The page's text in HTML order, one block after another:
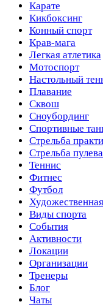
Карате
Кикбоксинг
Конный спорт
Крав-мага
Легкая атлетика
Мотоспорт
Настольный
Плавание
Сквош
Сноубординг
Спортивные
Стрельба
Стрельба
Теннис
Фитнес
Футбол
Виды спорта
События
Активности
Локации
Организации
Тренеры
Блог
Чаты